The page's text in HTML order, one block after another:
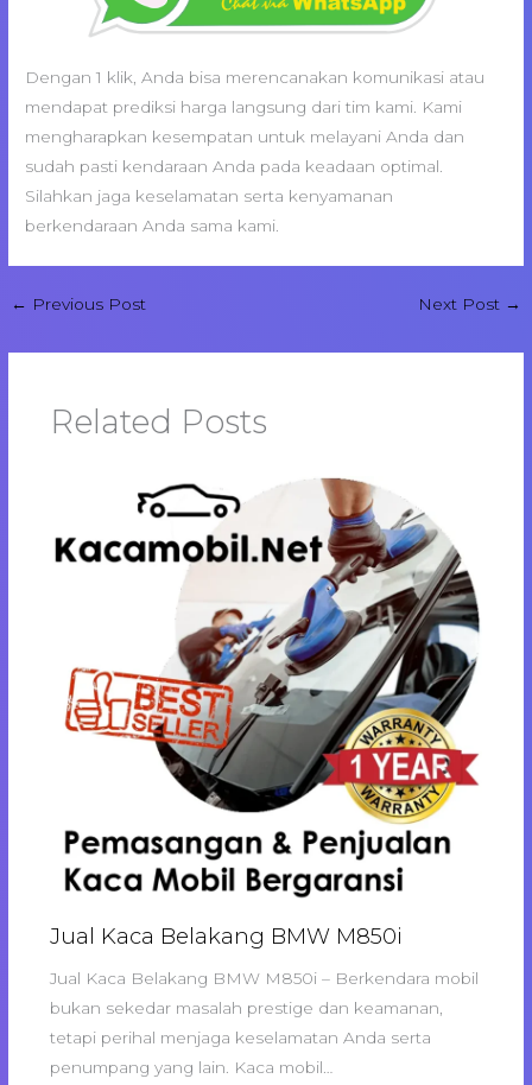
Dengan 1 klik, Anda bisa merencanakan komunikasi atau
mendapat prediksi harga langsung dari tim kami. Kami
mengharapkan kesempatan untuk melayani Anda dan
sudah pasti kendaraan Anda pada keadaan optimal.
Silahkan jaga keselamatan serta kenyamanan
berkendaraan Anda sama kami.
← Previous Post Next Post →
Related Posts
Jual Kaca Belakang BMW M850i
Jual Kaca Belakang BMW M850i – Berkendara mobil
bukan sekedar masalah prestige dan keamanan,
tetapi perihal menjaga keselamatan Anda serta
penumpang yang lain. Kaca mobil…